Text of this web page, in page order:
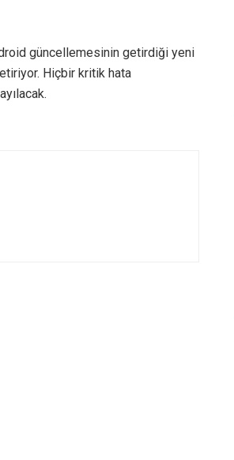
güncellemesinin getirdiği yeni
Hiçbir kritik hata